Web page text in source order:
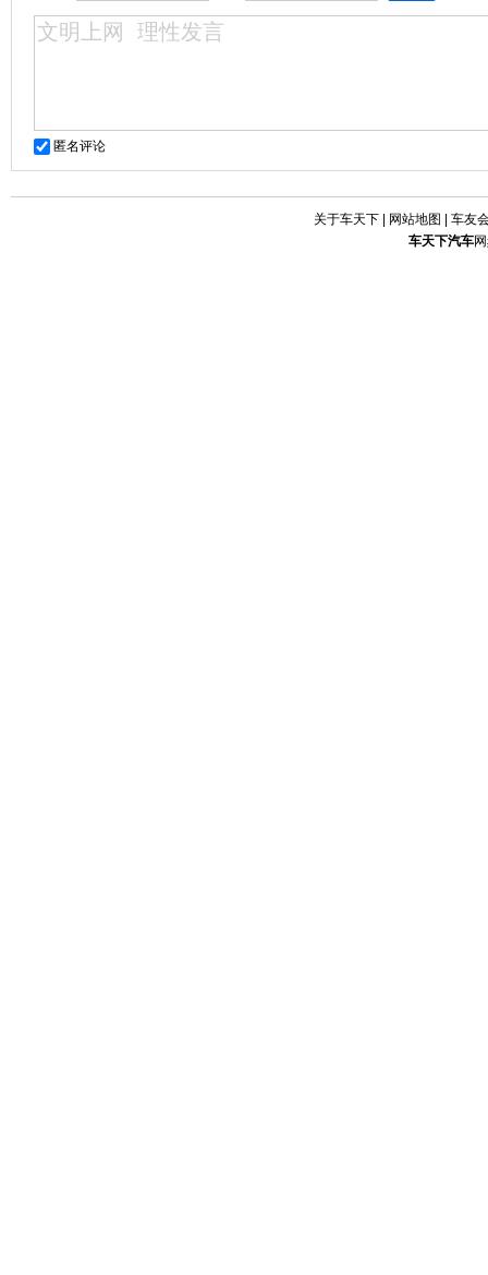
匿名评论
关于车天下| 网站地图
车友
车天下汽车